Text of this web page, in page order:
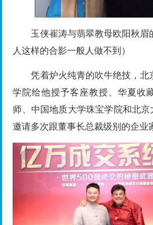
玉侠崔涛与翡翠教母欧阳秋眉
人这样的合影一般人做不到）
凭着炉火纯青的吹牛绝技，北
学院给他授予客座教授、华夏收
师、中国地质大学珠宝学院和北京
邀请多次跟董事长总裁级别的企业
让世界第一销售教父汤姆霍普
司的玉并搂着自己合影，你有这本
崔涛有个吹牛逼的口头禅：吹
牛，谦虚谦虚，越谦越虚，装穷